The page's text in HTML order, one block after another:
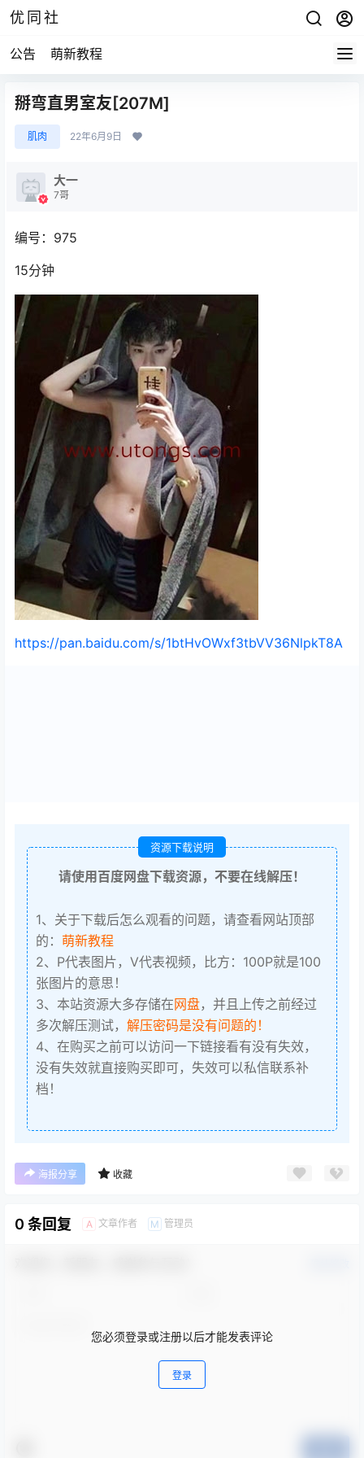
优同社
公告 萌新教程
掰弯直男室友[207M]
肌肉 22年6月9日
大一
7哥
编号：975
15分钟
https://pan.baidu.com/s/1btHvOWxf3tbVV36NlpkT8A
资源下载说明
请使用百度网盘下载资源，不要在线解压！
1、关于下载后怎么观看的问题，请查看网站顶部
的： 萌新教程
2、P代表图片，V代表视频，比方：100P就是100
张图片的意思！
3、本站资源大多存储在网盘，并且上传之前经过
多次解压测试， 解压密码是没有问题的！
4、在购买之前可以访问一下链接看有没有失效，
没有失效就直接购买即可，失效可以私信联系补
档！
海报分享 收藏
0 条回复 A 文章作者 M 管理员
您必须登录或注册以后才能发表评论
登录